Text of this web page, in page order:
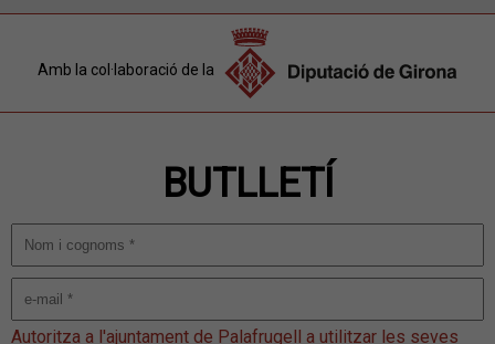
Amb la col·laboració de la
BUTLLETÍ
Autoritza a l'ajuntament de Palafrugell a utilitzar les seves